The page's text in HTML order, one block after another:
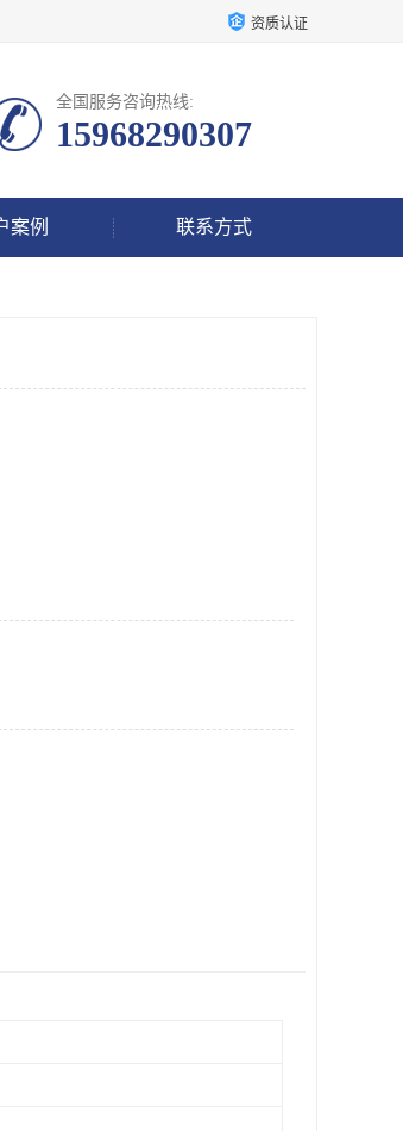
资质认证
全国服务咨询热线:
15968290307
案例 联系方式